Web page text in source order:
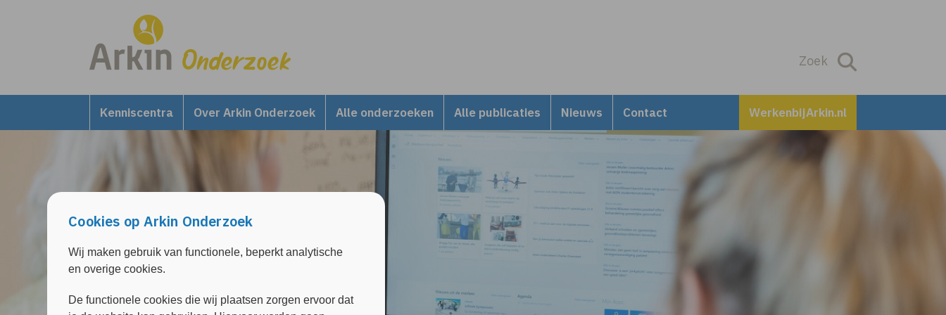
Zoek
Kenniscentra Over Arkin Onderzoek Alle onderzoeken Alle publicaties Nieuws Contact WerkenbijArkin.nl
Zoek
Cookies op Arkin Onderzoek
Wij maken gebruik van functionele, beperkt analytische
en overige cookies.
De functionele cookies die wij plaatsen zorgen ervoor dat